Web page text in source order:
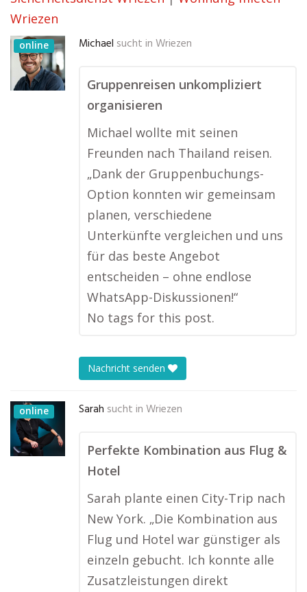
Wriezen
online Michael sucht in Wriezen
Gruppenreisen unkompliziert
organisieren
Michael wollte mit seinen
Freunden nach Thailand reisen.
„Dank der Gruppenbuchungs-
Option konnten wir gemeinsam
planen, verschiedene
Unterkünfte vergleichen und uns
für das beste Angebot
entscheiden – ohne endlose
WhatsApp-Diskussionen!“
No tags for this post.
Nachricht senden
online Sarah sucht in Wriezen
Perfekte Kombination aus Flug &
Hotel
Sarah plante einen City-Trip nach
New York. „Die Kombination aus
Flug und Hotel war günstiger als
einzeln gebucht. Ich konnte alle
Zusatzleistungen direkt